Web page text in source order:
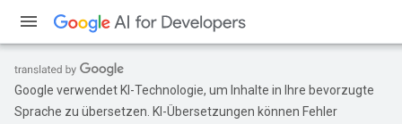
Google verwendet KI-Technologie, um Inhalte in Ihre bevorzugte
Sprache zu übersetzen. KI-Übersetzungen können Fehler